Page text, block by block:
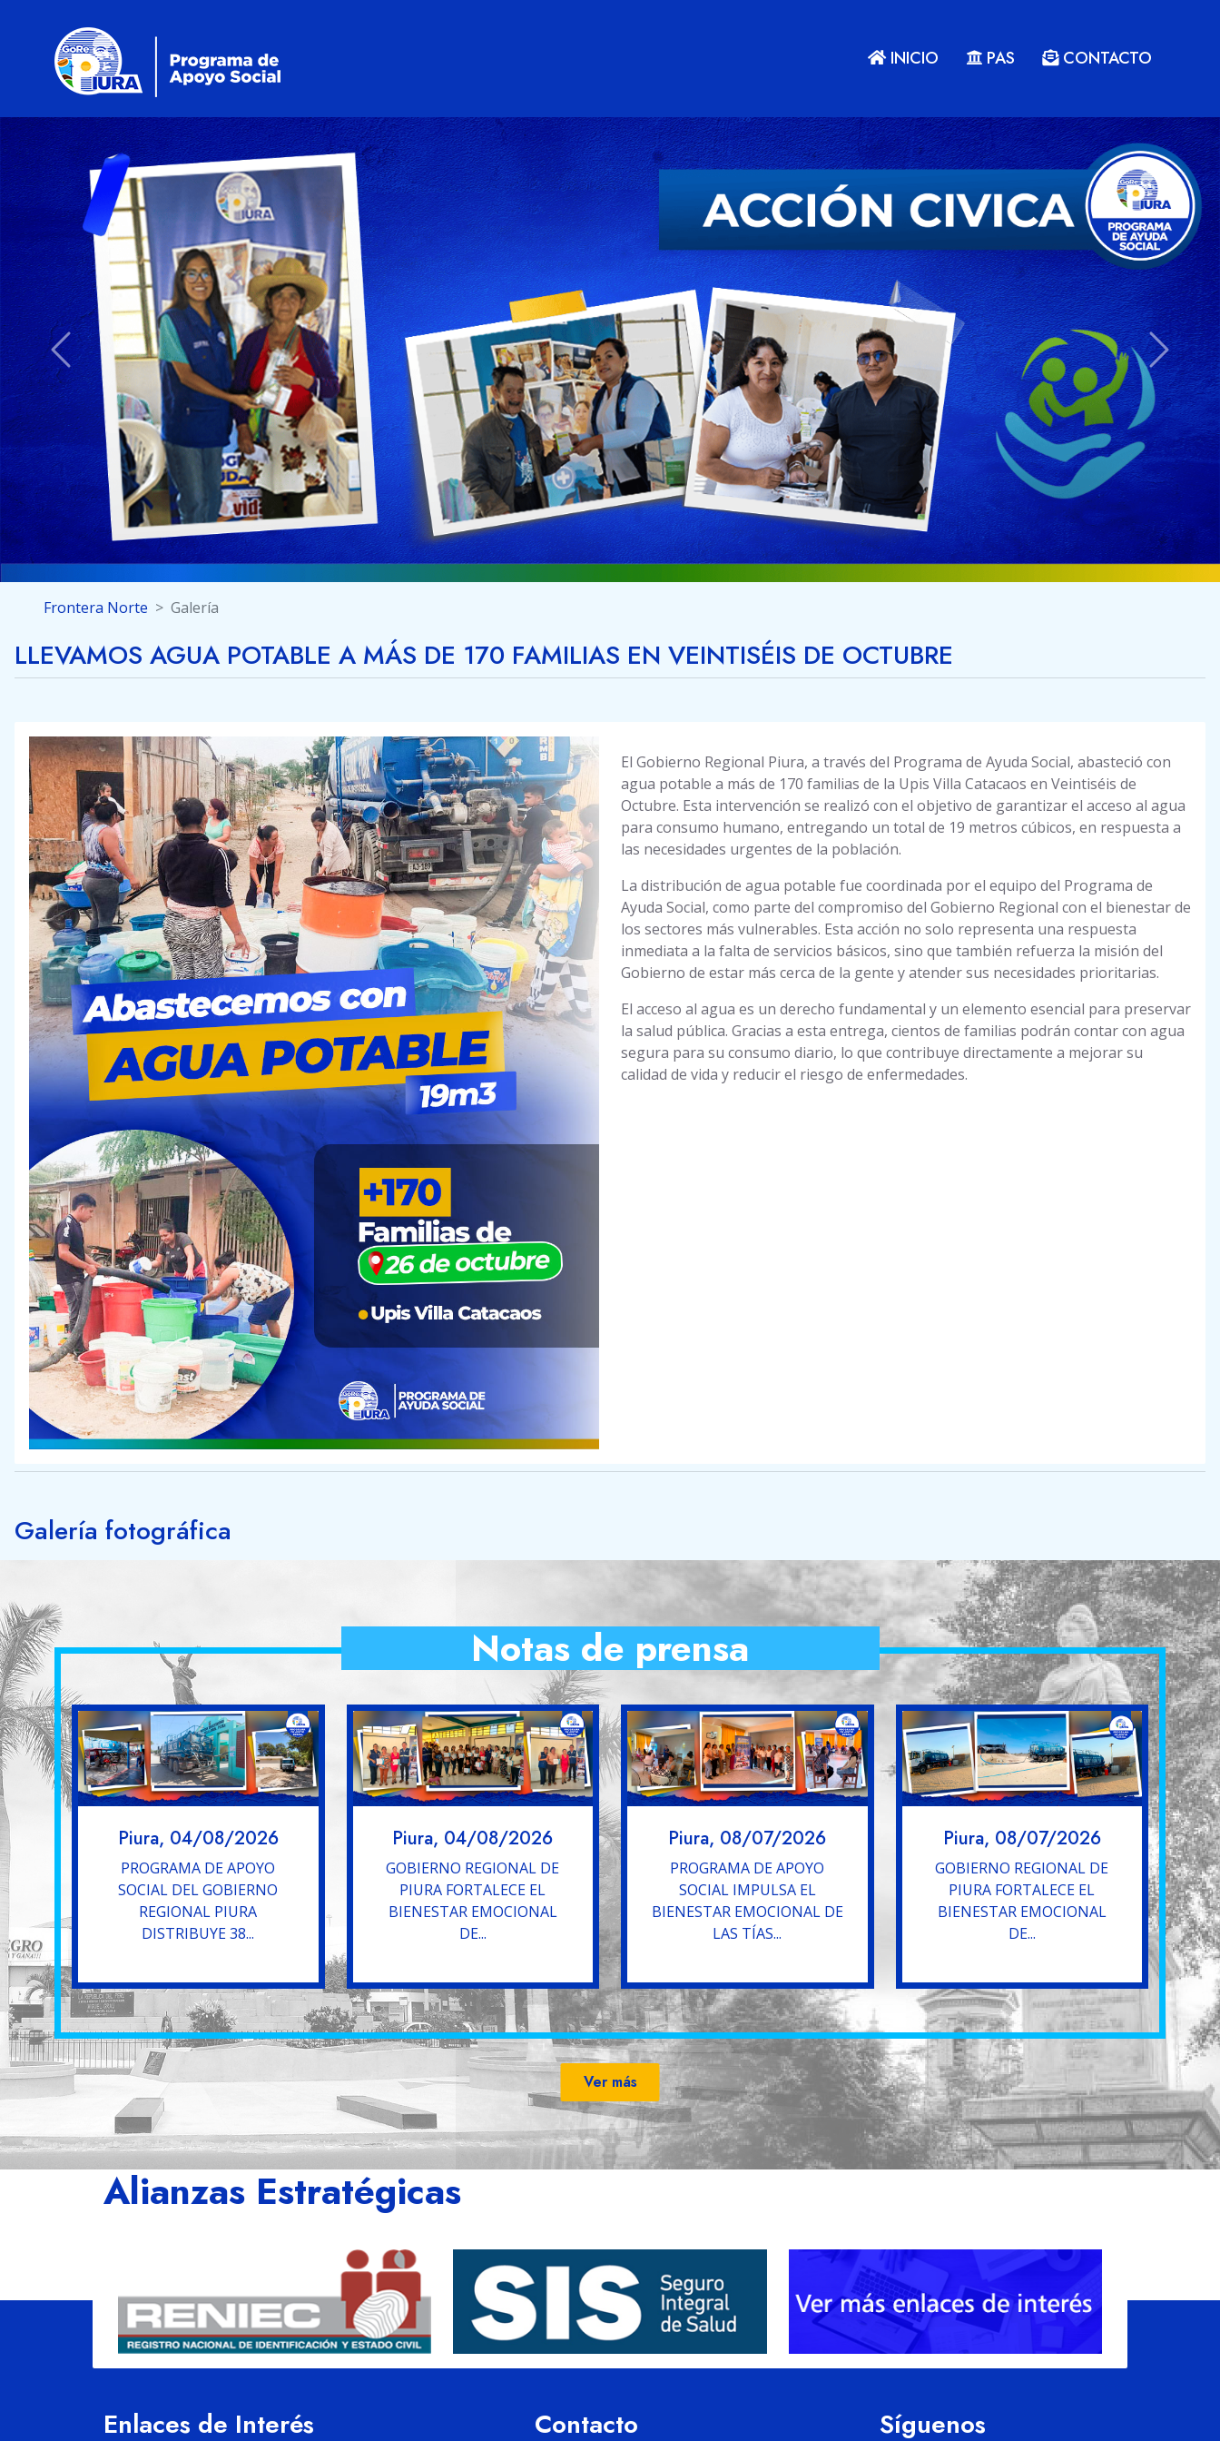
INICIO PAS CONTACTO
Previous Next
Frontera Norte Galería
LLEVAMOS AGUA POTABLE A MÁS DE 170 FAMILIAS EN VEINTISÉIS DE OCTUBRE
El Gobierno Regional Piura, a través del Programa de Ayuda Social, abasteció con
agua potable a más de 170 familias de la Upis Villa Catacaos en Veintiséis de
Octubre. Esta intervención se realizó con el objetivo de garantizar el acceso al agua
para consumo humano, entregando un total de 19 metros cúbicos, en respuesta a
las necesidades urgentes de la población.
La distribución de agua potable fue coordinada por el equipo del Programa de
Ayuda Social, como parte del compromiso del Gobierno Regional con el bienestar de
los sectores más vulnerables. Esta acción no solo representa una respuesta
inmediata a la falta de servicios básicos, sino que también refuerza la misión del
Gobierno de estar más cerca de la gente y atender sus necesidades prioritarias.
El acceso al agua es un derecho fundamental y un elemento esencial para preservar
la salud pública. Gracias a esta entrega, cientos de familias podrán contar con agua
segura para su consumo diario, lo que contribuye directamente a mejorar su
calidad de vida y reducir el riesgo de enfermedades.
Galería fotográfica
Notas de prensa
Piura, 04/08/2026
PROGRAMA DE APOYO
SOCIAL DEL GOBIERNO
REGIONAL PIURA
DISTRIBUYE 38...
Piura, 04/08/2026
GOBIERNO REGIONAL DE
PIURA FORTALECE EL
BIENESTAR EMOCIONAL
DE...
Piura, 08/07/2026
PROGRAMA DE APOYO
SOCIAL IMPULSA EL
BIENESTAR EMOCIONAL DE
LAS TÍAS...
Piura, 08/07/2026
GOBIERNO REGIONAL DE
PIURA FORTALECE EL
BIENESTAR EMOCIONAL
DE...
Ver más
Alianzas Estratégicas
Enlaces de Interés Contacto Síguenos